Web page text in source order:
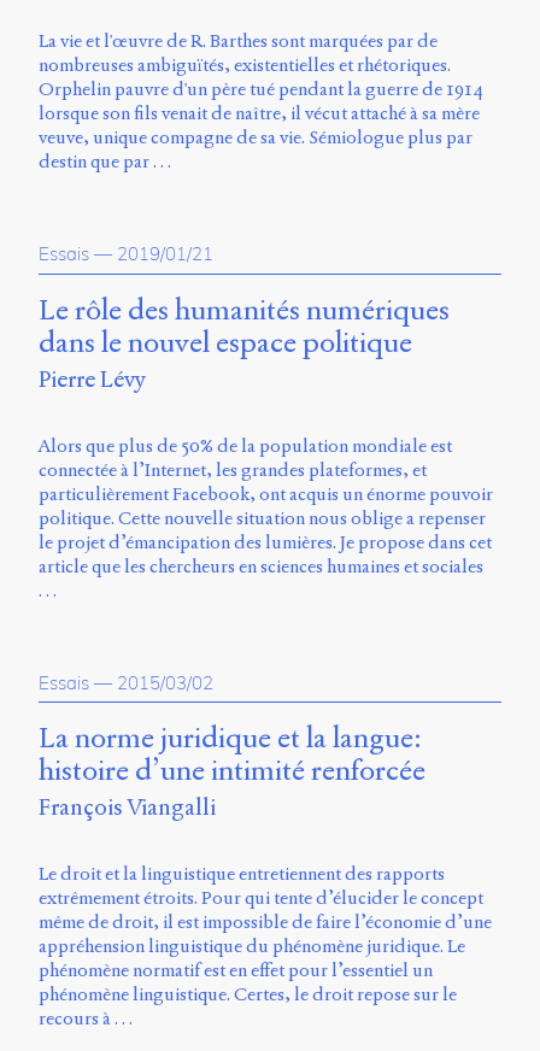
Foundry
et
Muli
de
Vernon
Adams.
été
conçu
par
Julie
Blanc,
Maxime
Jérémy
De
Barros,
Émile
Greis,
Timothée
Guicherd,
Sauret
et
Marcello
Vitali-
Rosati,
de
2020.
La vie et l'œuvre de R. Barthes sont marquées par de
nombreuses ambiguïtés, existentielles et rhétoriques.
Orphelin pauvre d'un père tué pendant la guerre de 1914
lorsque son fils venait de naître, il vécut attaché à sa mère
veuve, unique compagne de sa vie. Sémiologue plus par
destin que par …
Essais — 2019/01/21
Le rôle des humanités numériques
dans le nouvel espace politique
Pierre Lévy
Alors que plus de 50% de la population mondiale est
connectée à l’Internet, les grandes plateformes, et
particulièrement Facebook, ont acquis un énorme pouvoir
politique. Cette nouvelle situation nous oblige a repenser
le projet d’émancipation des lumières. Je propose dans cet
article que les chercheurs en sciences humaines et sociales
…
Essais — 2015/03/02
La norme juridique et la langue:
histoire d’une intimité renforcée
François Viangalli
Le droit et la linguistique entretiennent des rapports
extrêmement étroits. Pour qui tente d’élucider le concept
même de droit, il est impossible de faire l’économie d’une
appréhension linguistique du phénomène juridique. Le
phénomène normatif est en effet pour l’essentiel un
phénomène linguistique. Certes, le droit repose sur le
recours à …